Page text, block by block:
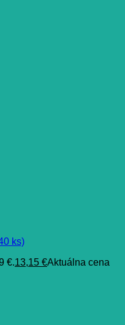
ks)
€.13,15 €Aktuálna cena